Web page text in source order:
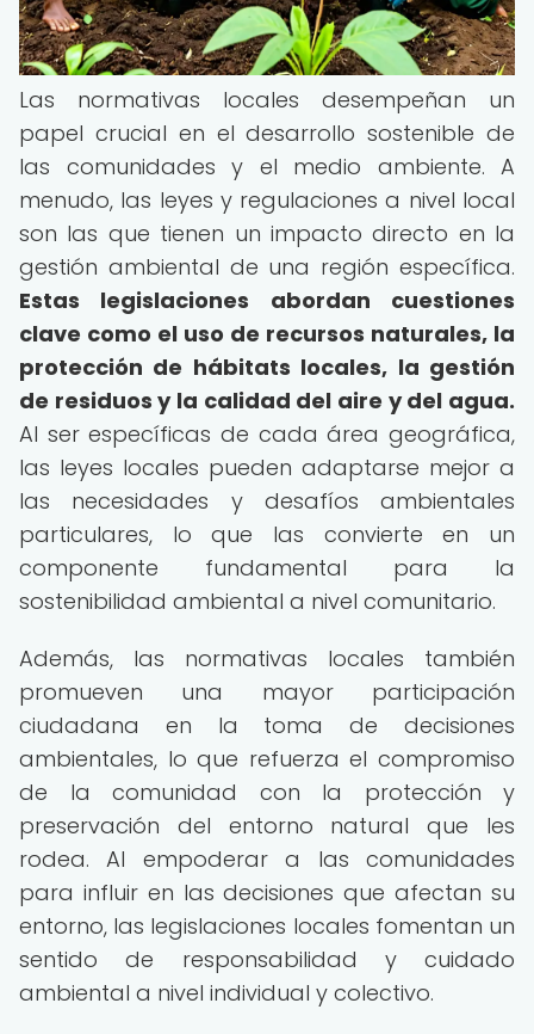
Las normativas locales desempeñan un
papel crucial en el desarrollo sostenible de
las comunidades y el medio ambiente. A
menudo, las leyes y regulaciones a nivel local
son las que tienen un impacto directo en la
gestión ambiental de una región específica.
Estas legislaciones abordan cuestiones
clave como el uso de recursos naturales, la
protección de hábitats locales, la gestión
de residuos y la calidad del aire y del agua.
Al ser específicas de cada área geográfica,
las leyes locales pueden adaptarse mejor a
las necesidades y desafíos ambientales
particulares, lo que las convierte en un
componente fundamental para la
sostenibilidad ambiental a nivel comunitario.
Además, las normativas locales también
promueven una mayor participación
ciudadana en la toma de decisiones
ambientales, lo que refuerza el compromiso
de la comunidad con la protección y
preservación del entorno natural que les
rodea. Al empoderar a las comunidades
para influir en las decisiones que afectan su
entorno, las legislaciones locales fomentan un
sentido de responsabilidad y cuidado
ambiental a nivel individual y colectivo.